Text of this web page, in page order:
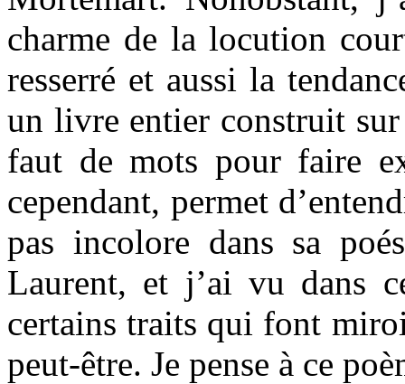
charme de la locution
resserré et aussi la
un livre entier construit
faut de mots pour faire
cependant, permet
pas incolore dans sa
Laurent, et j’ai vu dans
certains traits qui font
peut-être. Je pense à ce